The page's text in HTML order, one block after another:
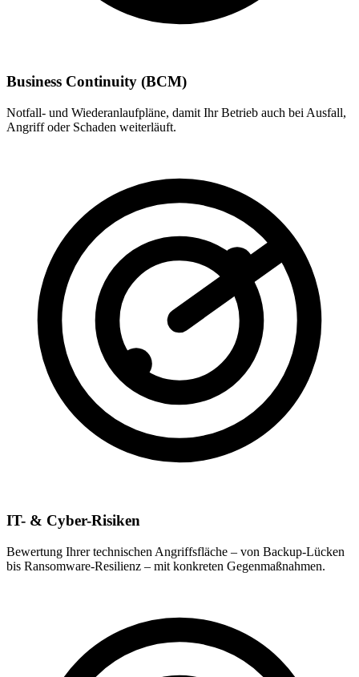
Business Continuity (BCM)
Notfall- und Wiederanlaufpläne, damit Ihr Betrieb auch bei Ausfall,
Angriff oder Schaden weiterläuft.
IT- & Cyber-Risiken
Bewertung Ihrer technischen Angriffsfläche – von Backup-Lücken
bis Ransomware-Resilienz – mit konkreten Gegenmaßnahmen.